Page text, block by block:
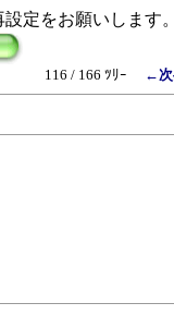
定をお願いします。
116 / 166 ﾂﾘｰ
←次